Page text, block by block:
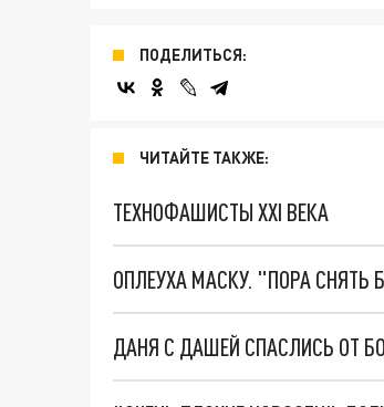
ПОДЕЛИТЬСЯ:
ЧИТАЙТЕ ТАКЖЕ:
ТЕХНОФАШИСТЫ XXI ВЕКА
ОПЛЕУХА МАСКУ. "ПОРА СНЯТЬ
ДАНЯ С ДАШЕЙ СПАСЛИСЬ ОТ